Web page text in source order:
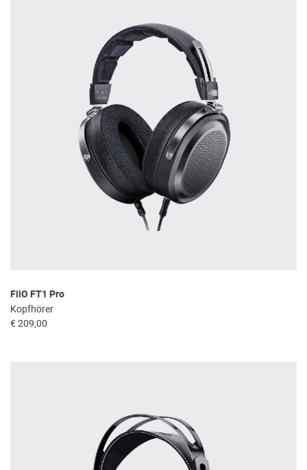
FiiO FT1 Pro
Kopfhörer
€ 209,00